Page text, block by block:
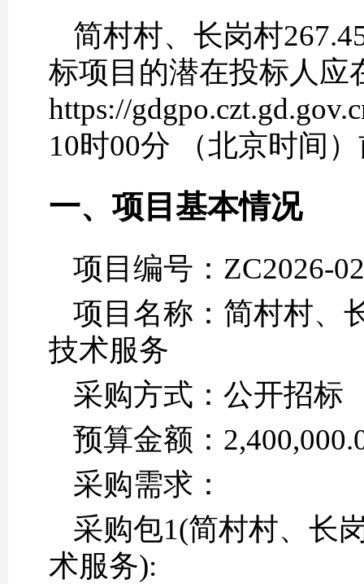
简村村、长岗村
标项目的潜在投标人应
https://
10时00分 （北京时间
一、项目基本情况
项目编号：ZC2026-
项目名称：简村村、
技术服务
采购方式：公开招标
预算金额：
采购需求：
采购包1(简村村、长
术服务):